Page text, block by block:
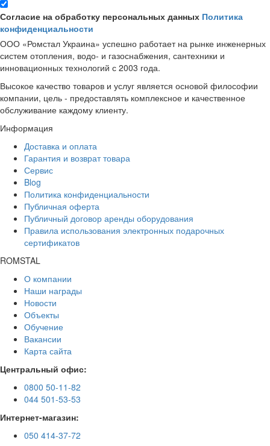
Согласие на обработку персональных данных Политика
конфиденциальности
ООО «Ромстал Украина» успешно работает на рынке инженерных
систем отопления, водо- и газоснабжения, сантехники и
инновационных технологий с 2003 года.
Высокое качество товаров и услуг является основой философии
компании, цель - предоставлять комплексное и качественное
обслуживание каждому клиенту.
Информация
Доставка и оплата
Гарантия и возврат товара
Сервис
Blog
Политика конфиденциальности
Публичная оферта
Публичный договор аренды оборудования
Правила использования электронных подарочных
сертификатов
ROMSTAL
О компании
Наши награды
Новости
Объекты
Обучение
Вакансии
Карта сайта
Центральный офис:
0800 50-11-82
044 501-53-53
Интернет-магазин:
050 414-37-72